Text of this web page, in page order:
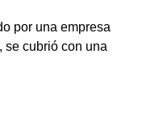
por una empresa
se cubrió con una